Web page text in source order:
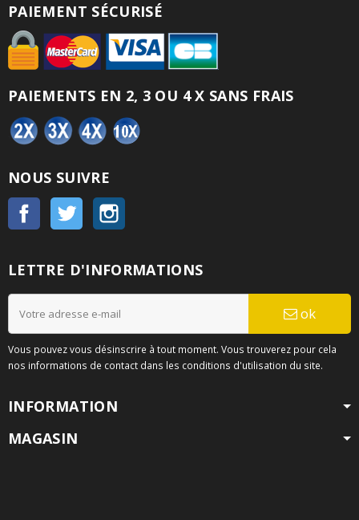
PAIEMENT SÉCURISÉ
PAIEMENTS EN 2, 3 OU 4 X SANS FRAIS
NOUS SUIVRE
Facebook Twitter
LETTRE D'INFORMATIONS
ok
Vous pouvez vous désinscrire à tout moment. Vous trouverez pour cela
nos informations de contact dans les conditions d'utilisation du site.
INFORMATION
MAGASIN